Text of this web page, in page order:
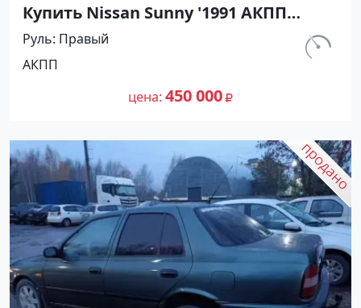
Купить Nissan Sunny '1991 АКПП
(1400/75 л.с.) Бензин инжектор
Мостовской цвет Черный Седан по
цене 450000 рублей, объявление
№27489 на сайте Авторынок23
км.
Руль Правый
АКПП
цена 450 000